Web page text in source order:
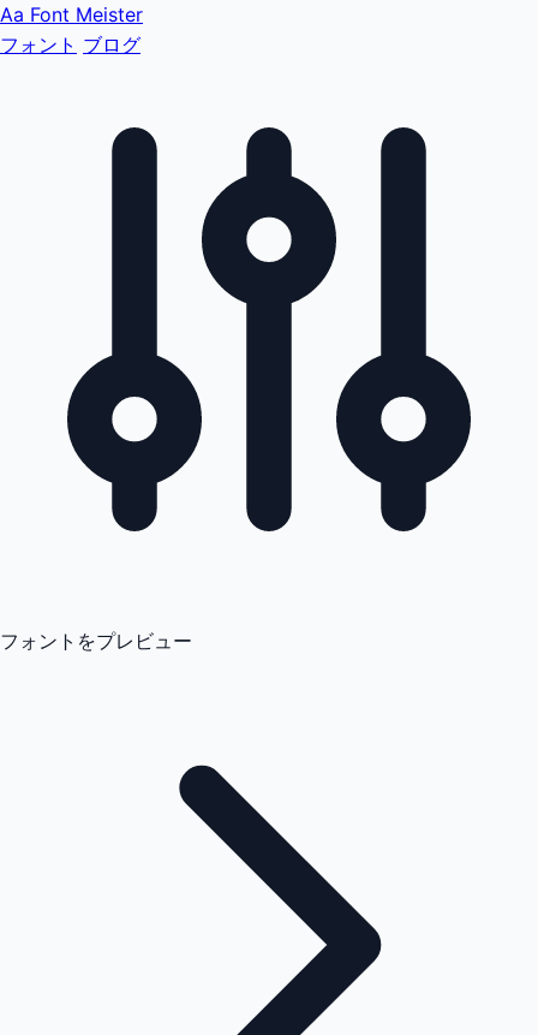
Aa Font Meister
フォント ブログ
フォントをプレビュー